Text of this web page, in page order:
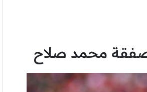
صفقة محمد صلاح